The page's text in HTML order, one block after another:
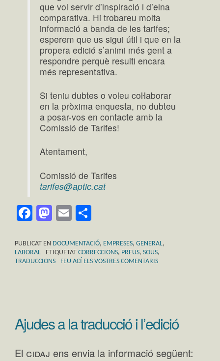
que vol servir d’inspiració i d’eina
comparativa. Hi trobareu molta
informació a banda de les tarifes;
esperem que us sigui útil i que en la
propera edició s’animi més gent a
respondre perquè resulti encara
més representativa.
Si teniu dubtes o voleu coŀlaborar
en la pròxima enquesta, no dubteu
a posar-vos en contacte amb la
Comissió de Tarifes!
Atentament,
Comissió de Tarifes
tarifes@aptic.cat
Facebook
Mastodon
Email
PUBLICAT EN DOCUMENTACIÓ, EMPRESES, GENERAL,
LABORAL
ETIQUETAT CORRECCIONS, PREUS, SOUS,
TRADUCCIONS
FEU ACÍ ELS VOSTRES COMENTARIS
Ajudes a la traducció i l’edició
El cidaj ens envia la informació següent: